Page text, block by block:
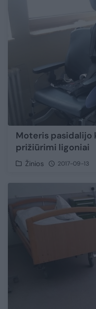
Moteris pasidalijo
prižiūrimi ligoniai
Žinios 2017-09-13